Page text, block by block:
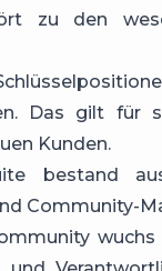
zu den
Das gilt für
Kunden.
bestand
Community-
wuchs